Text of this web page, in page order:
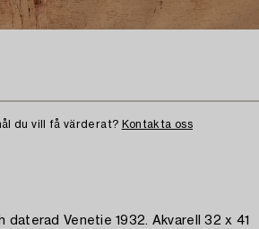
du vill få värderat? Kontakta oss
daterad Venetie 1932. Akvarell 32 x 41